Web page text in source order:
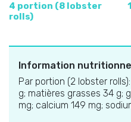
4 portion (8 lobster
rolls)
Information
Par portion (2 lobster
g; matières grasses 34 g;
mg; calcium 149 mg;